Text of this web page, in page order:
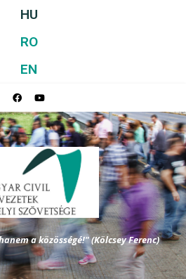
HU
RO
EN
a közösségé!" (Kölcsey Ferenc)